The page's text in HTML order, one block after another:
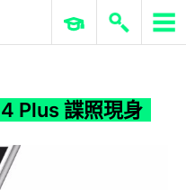
Plus 諜照現身
ERP 與商業 AI
Plus 諜照現身